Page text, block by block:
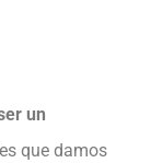
un
que damos